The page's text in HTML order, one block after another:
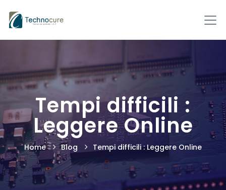
Tempi difficili :
Leggere Online
Home Blog Tempi difficili : Leggere Online